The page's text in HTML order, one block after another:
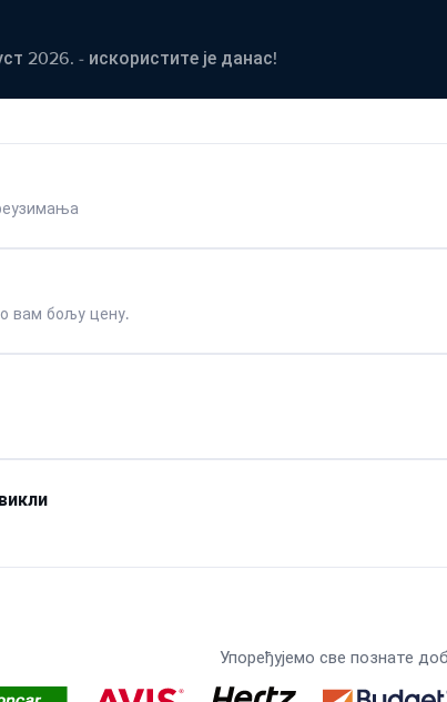
2026. - искористите је данас!
вам бољу цену.
Упоређујемо све познате